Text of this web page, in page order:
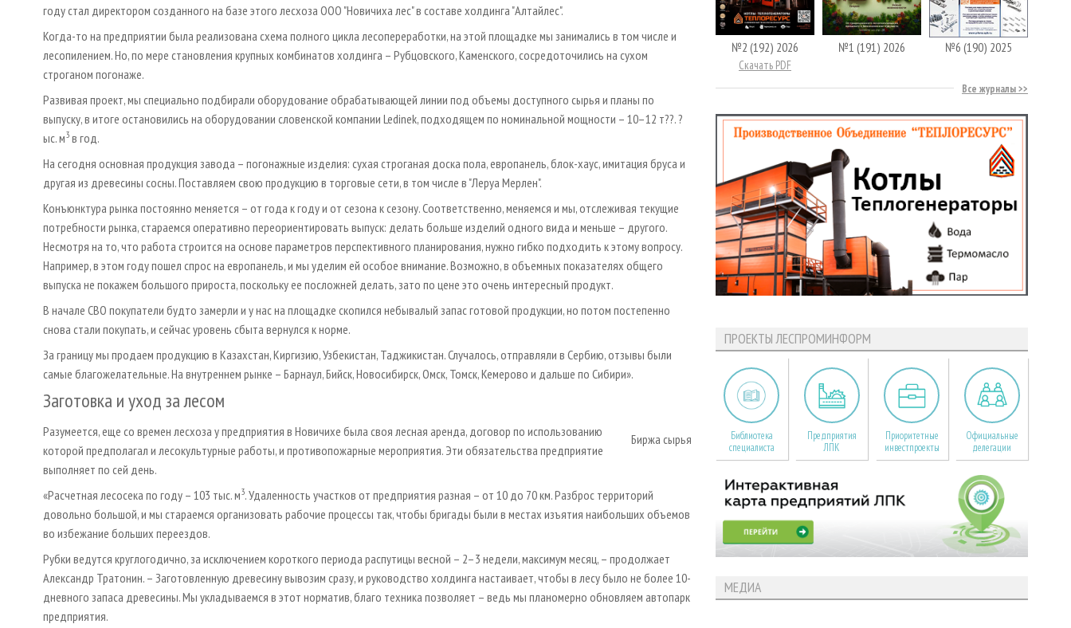
году стал директором созданного на базе этого лесхоза ООО "Новичиха лес" в составе холдинга "Алтайлес".
Когда-то на предприятии была реализована схема полного цикла лесопереработки, на этой площадке мы занимались в том числе и
лесопилением. Но, по мере становления крупных комбинатов холдинга – Рубцовского, Каменского, сосредоточились на сухом
строганом погонаже.
Развивая проект, мы специально подбирали оборудование обрабатывающей линии под объемы доступного сырья и планы по
выпуску, в итоге остановились на оборудовании словенской компании Ledinek, подходящем по номинальной мощности – 10–12 т??. ?
ыс. м3 в год.
На сегодня основная продукция завода – погонажные изделия: сухая строганая доска пола, европанель, блок-хаус, имитация бруса и
другая из древесины сосны. Поставляем свою продукцию в торговые сети, в том числе в "Леруа Мерлен".
Конъюнктура рынка постоянно меняется – от года к году и от сезона к сезону. Соответственно, меняемся и мы, отслеживая текущие
потребности рынка, стараемся оперативно переориентировать выпуск: делать больше изделий одного вида и меньше – другого.
Несмотря на то, что работа строится на основе параметров перспективного планирования, нужно гибко подходить к этому вопросу.
Например, в этом году пошел спрос на европанель, и мы уделим ей особое внимание. Возможно, в объемных показателях общего
выпуска не покажем большого прироста, поскольку ее посложней делать, зато по цене это очень интересный продукт.
В начале СВО покупатели будто замерли и у нас на площадке скопился небывалый запас готовой продукции, но потом постепенно
снова стали покупать, и сейчас уровень сбыта вернулся к норме.
За границу мы продаем продукцию в Казахстан, Киргизию, Узбекистан, Таджикистан. Случалось, отправляли в Сербию, отзывы были
самые благожелательные. На внутреннем рынке – Барнаул, Бийск, Новосибирск, Омск, Томск, Кемерово и дальше по Сибири».
Заготовка и уход за лесом
Биржа сырья
Разумеется, еще со времен лесхоза у предприятия в Новичихе была своя лесная аренда, договор по использованию
которой предполагал и лесокультурные работы, и противопожарные мероприятия. Эти обязательства предприятие
выполняет по сей день.
«Расчетная лесосека по году – 103 тыс. м3. Удаленность участков от предприятия разная – от 10 до 70 км. Разброс территорий
довольно большой, и мы стараемся организовать рабочие процессы так, чтобы бригады были в местах изъятия наибольших объемов
во избежание больших переездов.
Рубки ведутся круглогодично, за исключением короткого периода распутицы весной – 2–3 недели, максимум месяц, – продолжает
Александр Тратонин. – Заготовленную древесину вывозим сразу, и руководство холдинга настаивает, чтобы в лесу было не более 10-
дневного запаса древесины. Мы укладываемся в этот норматив, благо техника позволяет – ведь мы планомерно обновляем автопарк
предприятия.
№2 (192) 2026
Скачать PDF
№1 (191) 2026 №6 (190) 2025
Все журналы
ПРОЕКТЫ ЛЕСПРОМИНФОРМ
Библиотека
специалиста
Предприятия
ЛПК
Приоритетные
инвестпроекты
Официальные
делегации
МЕДИА